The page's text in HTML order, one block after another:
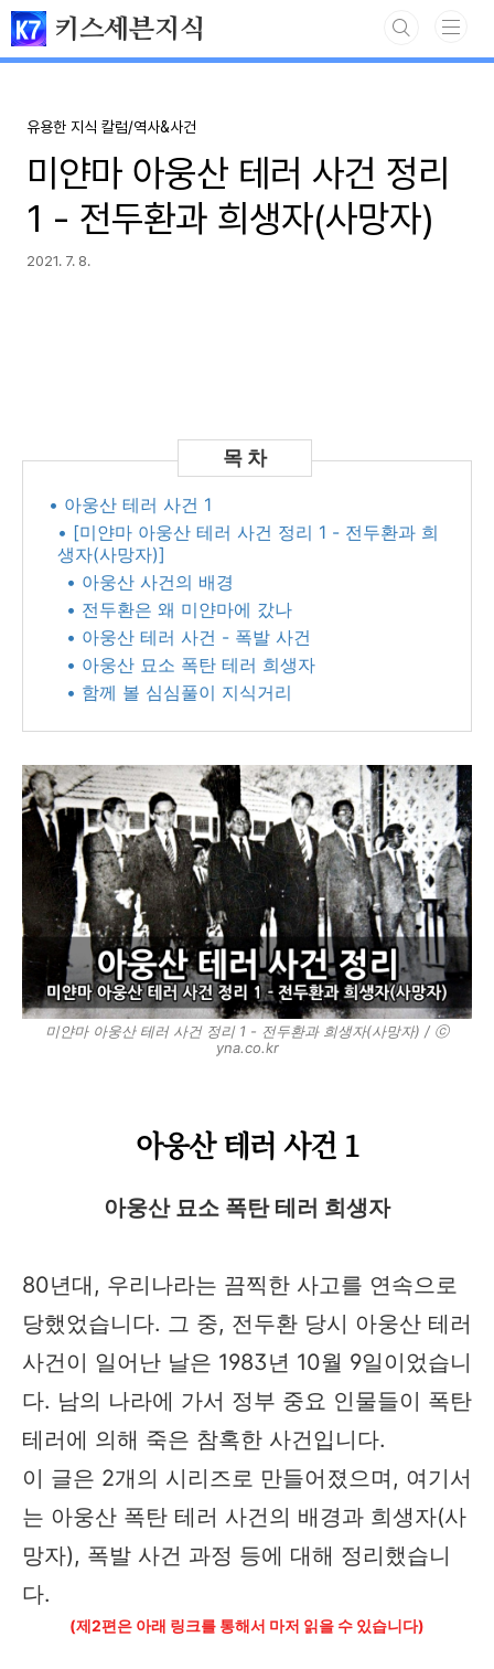
본문 바로가기
키스세븐지식
유용한 지식 칼럼/역사&사건
미얀마 아웅산 테러 사건 정리
1 - 전두환과 희생자(사망자)
2021. 7. 8.
• 아웅산 테러 사건 1
• [미얀마 아웅산 테러 사건 정리 1 - 전두환과 희
생자(사망자)]
• 아웅산 사건의 배경
• 전두환은 왜 미얀마에 갔나
• 아웅산 테러 사건 - 폭발 사건
• 아웅산 묘소 폭탄 테러 희생자
• 함께 볼 심심풀이 지식거리
미얀마 아웅산 테러 사건 정리 1 - 전두환과 희생자(사망자) / ⓒ
yna.co.kr
아웅산 테러 사건 1
아웅산 묘소 폭탄 테러 희생자
80년대, 우리나라는 끔찍한 사고를 연속으로
당했었습니다. 그 중, 전두환 당시 아웅산 테러
사건이 일어난 날은 1983년 10월 9일이었습니
다. 남의 나라에 가서 정부 중요 인물들이 폭탄
테러에 의해 죽은 참혹한 사건입니다.
이 글은 2개의 시리즈로 만들어졌으며, 여기서
는 아웅산 폭탄 테러 사건의 배경과 희생자(사
망자), 폭발 사건 과정 등에 대해 정리했습니
다.
(제2편은 아래 링크를 통해서 마저 읽을 수 있습니다)